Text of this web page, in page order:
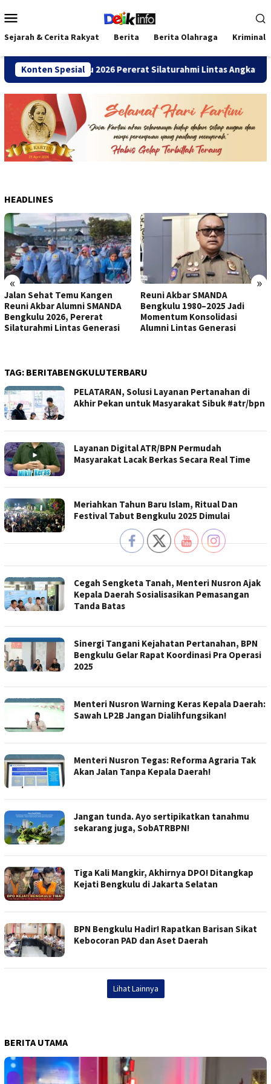
ke
kontenMobile
Sejarah & Cerita Rakyat Berita Berita Olahraga Kriminal
Konten Spesial
Bengkulu 2026 Pererat Silaturahmi Lintas Angkatan
HEADLINES
« »
Jalan Sehat Temu Kangen
Reuni Akbar Alumni SMANDA
Bengkulu 2026, Pererat
Silaturahmi Lintas Generasi
Reuni Akbar SMANDA
Bengkulu 1980–2025 Jadi
Momentum Konsolidasi
Alumni Lintas Generasi
TAG: BERITABENGKULUTERBARU
PELATARAN, Solusi Layanan Pertanahan di
Akhir Pekan untuk Masyarakat Sibuk #atr/bpn
Layanan Digital ATR/BPN Permudah
Masyarakat Lacak Berkas Secara Real Time
Meriahkan Tahun Baru Islam, Ritual Dan
Festival Tabut Bengkulu 2025 Dimulai
Cegah Sengketa Tanah, Menteri Nusron Ajak
Kepala Daerah Sosialisasikan Pemasangan
Tanda Batas
Sinergi Tangani Kejahatan Pertanahan, BPN
Bengkulu Gelar Rapat Koordinasi Pra Operasi
2025
Menteri Nusron Warning Keras Kepala Daerah:
Sawah LP2B Jangan Dialihfungsikan!
Menteri Nusron Tegas: Reforma Agraria Tak
Akan Jalan Tanpa Kepala Daerah!
Jangan tunda. Ayo sertipikatkan tanahmu
sekarang juga, SobATRBPN!
Tiga Kali Mangkir, Akhirnya DPO! Ditangkap
Kejati Bengkulu di Jakarta Selatan
BPN Bengkulu Hadir! Rapatkan Barisan Sikat
Kebocoran PAD dan Aset Daerah
Lihat Lainnya
BERITA UTAMA